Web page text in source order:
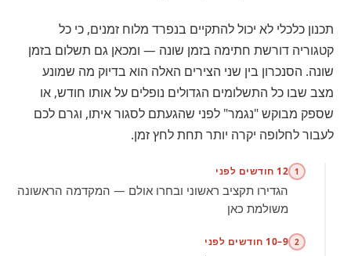
תכנון כלכלי לא יכול להתקיים בנפרד מלוח זמנים, כי כל
קטגוריה דורשת חתימה בזמן שונה — ומכאן גם תשלום בזמן
שונה. הסנכרון בין שני הצירים האלה הוא בדיוק מה שמונע
מצב שבו כל התשלומים הגדולים נופלים על אותו חודש, או
שספק מבוקש "נגמר" לפני שהגעתם לסגור איתו, וגרם לכם
לעבור לחלופה יקרה יותר תחת לחץ זמן.
1 12 חודשים לפני
הגדירו תקציב ראשוני ובחרו אולם — המקדמה הראשונה
משולמת כאן
2 9–10 חודשים לפני